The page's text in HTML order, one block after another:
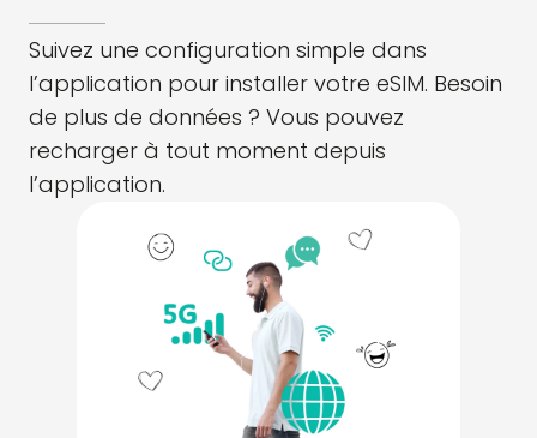
Suivez une configuration simple dans
l’application pour installer votre eSIM. Besoin
de plus de données ? Vous pouvez
recharger à tout moment depuis
l’application.